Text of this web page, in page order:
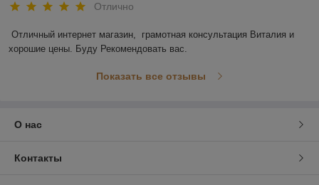
Отлично
Отличный интернет магазин,  грамотная консультация Виталия и
хорошие цены. Буду Рекомендовать вас.
Показать все отзывы
О нас
Контакты